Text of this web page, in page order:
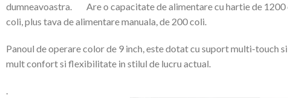
dumneavoastra. Are o capacitate de alimentare cu hartie de 1200
coli, plus tava de alimentare manuala, de 200 coli.
Panoul de operare color de 9 inch, este dotat cu suport multi-touch
mult confort si flexibilitate in stilul de lucru actual.
.